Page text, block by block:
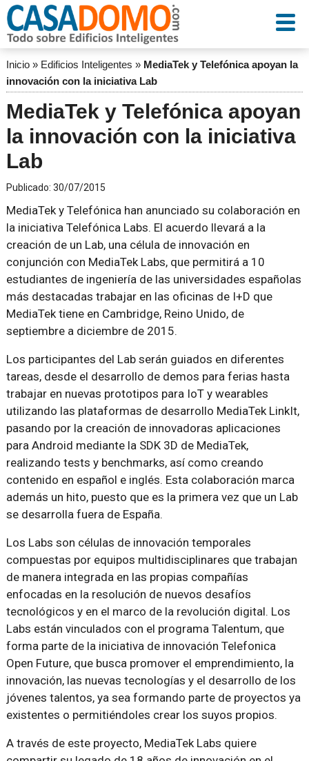
Inicio» Edificios Inteligentes » MediaTek y Telefónica apoyan la
innovación con la iniciativa Lab
MediaTek y Telefónica apoyan
la innovación con la iniciativa
Lab
Publicado: 30/07/2015
MediaTek y Telefónica han anunciado su colaboración en
la iniciativa Telefónica Labs. El acuerdo llevará a la
creación de un Lab, una célula de innovación en
conjunción con MediaTek Labs, que permitirá a 10
estudiantes de ingeniería de las universidades españolas
más destacadas trabajar en las oficinas de I+D que
MediaTek tiene en Cambridge, Reino Unido, de
septiembre a diciembre de 2015.
Los participantes del Lab serán guiados en diferentes
tareas, desde el desarrollo de demos para ferias hasta
trabajar en nuevas prototipos para IoT y wearables
utilizando las plataformas de desarrollo MediaTek LinkIt,
pasando por la creación de innovadoras aplicaciones
para Android mediante la SDK 3D de MediaTek,
realizando tests y benchmarks, así como creando
contenido en español e inglés. Esta colaboración marca
además un hito, puesto que es la primera vez que un Lab
se desarrolla fuera de España.
Los Labs son células de innovación temporales
compuestas por equipos multidisciplinares que trabajan
de manera integrada en las propias compañías
enfocadas en la resolución de nuevos desafíos
tecnológicos y en el marco de la revolución digital. Los
Labs están vinculados con el programa Talentum, que
forma parte de la iniciativa de innovación Telefonica
Open Future, que busca promover el emprendimiento, la
innovación, las nuevas tecnologías y el desarrollo de los
jóvenes talentos, ya sea formando parte de proyectos ya
existentes o permitiéndoles crear los suyos propios.
A través de este proyecto, MediaTek Labs quiere